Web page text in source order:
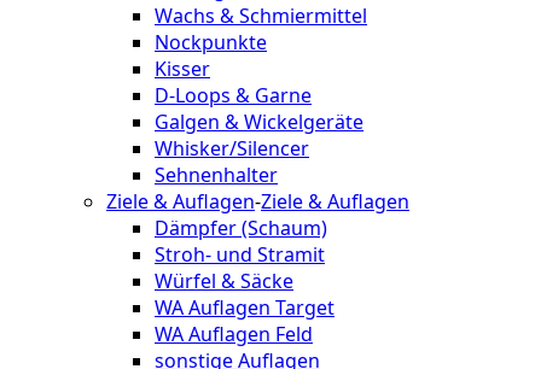
Wachs & Schmiermittel
Nockpunkte
Kisser
D-Loops & Garne
Galgen & Wickelgeräte
Whisker/Silencer
Sehnenhalter
Ziele & Auflagen-Ziele & Auflagen
Dämpfer (Schaum)
Stroh- und Stramit
Würfel & Säcke
WA Auflagen Target
WA Auflagen Feld
sonstige Auflagen